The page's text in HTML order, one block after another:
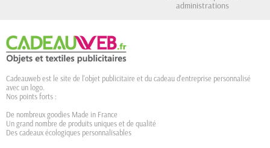
administrations
Cadeauweb est le site de l'objet publicitaire et du cadeau d'entreprise personnalisé
avec un logo.
Nos points forts :
De nombreux goodies Made in France
Un grand nombre de produits uniques et de qualité
Des cadeaux écologiques personnalisables